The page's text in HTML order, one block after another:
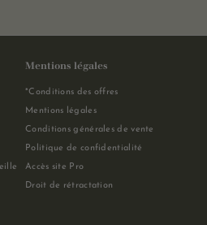
Mentions légales
*Conditions des offres
Mentions légales
Conditions générales de vente
Politique de confidentialité
Accès site Pro
Droit de rétractation